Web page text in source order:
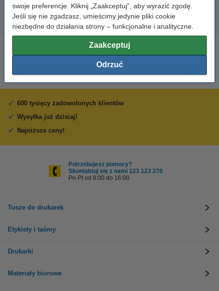
swoje preferencje. Kliknij „Zaakceptuj”, aby wyrazić zgodę.
Jeśli się nie zgadzasz, umieścimy jedynie pliki cookie
niezbędne do działania strony – funkcjonalne i analityczne.
Zaakceptuj
Odrzuć
600 tysięcy zadowolonych klientów
Wysyłka już dzisiaj!
Najniższe ceny!
Potrzebujesz pomocy?
Skontaktuj się z nami 123 123 270
Pn-Pt od 8:00 do 16:00
Tusze do drukarek
Etykiety i taśmy
Drukarki
Materiały biurowe